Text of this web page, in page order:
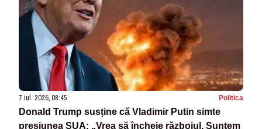
7 iul. 2026, 08:45 Politica
Donald Trump susține că Vladimir Putin simte
presiunea SUA: „Vrea să încheie războiul. Suntem